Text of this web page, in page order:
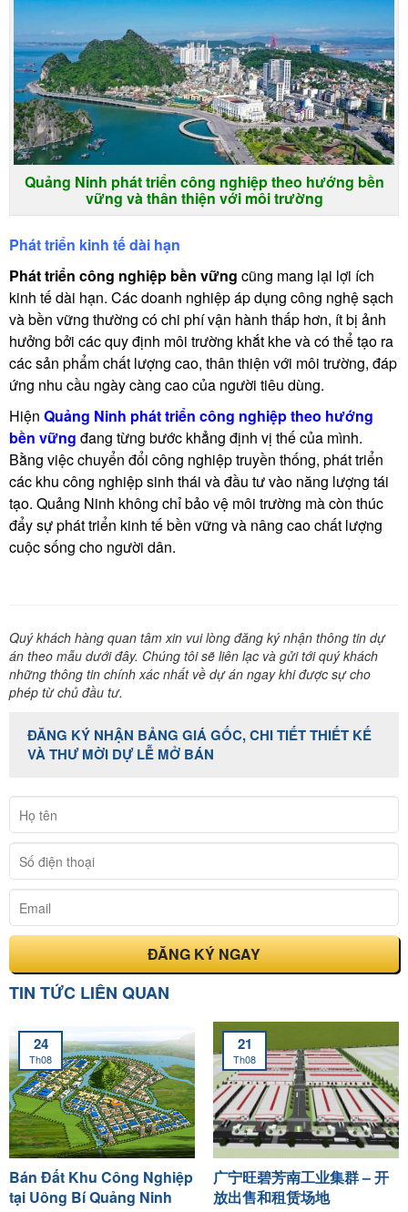
Quảng Ninh phát triển công nghiệp theo hướng bền
vững và thân thiện với môi trường
Phát triển kinh tế dài hạn
Phát triển công nghiệp bền vững cũng mang lại lợi ích
kinh tế dài hạn. Các doanh nghiệp áp dụng công nghệ sạch
và bền vững thường có chi phí vận hành thấp hơn, ít bị ảnh
hưởng bởi các quy định môi trường khắt khe và có thể tạo ra
các sản phẩm chất lượng cao, thân thiện với môi trường, đáp
ứng nhu cầu ngày càng cao của người tiêu dùng.
Hiện Quảng Ninh phát triển công nghiệp theo hướng
bền vững đang từng bước khẳng định vị thế của mình.
Bằng việc chuyển đổi công nghiệp truyền thống, phát triển
các khu công nghiệp sinh thái và đầu tư vào năng lượng tái
tạo. Quảng Ninh không chỉ bảo vệ môi trường mà còn thúc
đẩy sự phát triển kinh tế bền vững và nâng cao chất lượng
cuộc sống cho người dân.
Quý khách hàng quan tâm xin vui lòng đăng ký nhận thông tin dự
án theo mẫu dưới đây. Chúng tôi sẽ liên lạc và gửi tới quý khách
những thông tin chính xác nhất về dự án ngay khi được sự cho
phép từ chủ đầu tư.
ĐĂNG KÝ NHẬN BẢNG GIÁ GỐC, CHI TIẾT THIẾT KẾ
VÀ THƯ MỜI DỰ LỄ MỞ BÁN
TIN TỨC LIÊN QUAN
Bán Đất Khu Công Nghiệp
tại Uông Bí Quảng Ninh
24
Th08
广宁旺碧芳南工业集群 – 开
放出售和租赁场地
21
Th08